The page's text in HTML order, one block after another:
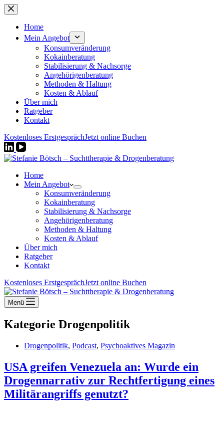
Zum
Inhalt
springenHome
Mein Angebot
Konsumveränderung
Kokainberatung
Stabilisierung & Nachsorge
Angehörigenberatung
Methoden & Haltung
Kosten & Ablauf
Über mich
Ratgeber
Kontakt
Kostenloses ErstgesprächJetzt online Buchen
Home
Mein Angebot
Konsumveränderung
Kokainberatung
Stabilisierung & Nachsorge
Angehörigenberatung
Methoden & Haltung
Kosten & Ablauf
Über mich
Ratgeber
Kontakt
Kostenloses ErstgesprächJetzt online Buchen
Menü
Kategorie Drogenpolitik
Drogenpolitik, Podcast, Psychoaktives Magazin
USA greifen Venezuela an: Wurde ein
Drogennarrativ zur Rechtfertigung eines
Militärangriffs genutzt?